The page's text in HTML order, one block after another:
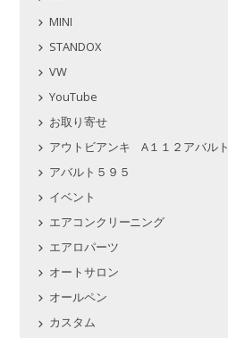
MINI
STANDOX
VW
YouTube
お取り寄せ
アウトビアンキ A１１２アバルト
アバルト５９５
イベント
エアコンクリーニング
エアロパーツ
オートサロン
オールペン
カスタム